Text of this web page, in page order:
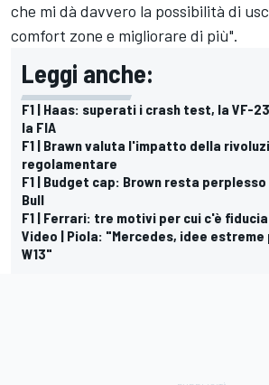
che mi dà davvero la possibilità di
comfort zone e migliorare di più".
Leggi anche:
F1 | Haas: superati i crash test, la VF-
la FIA
F1 | Brawn valuta l'impatto della
regolamentare
F1 | Budget cap: Brown resta
Bull
F1 | Ferrari: tre motivi per cui c'è
Video | Piola: "Mercedes, idee
W13"